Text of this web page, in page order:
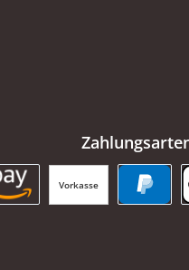
Vorkasse